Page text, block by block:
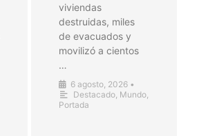
viviendas
destruidas, miles
de evacuados y
movilizó a cientos
…
6 agosto, 2026 •
Destacado Mundo
Portada